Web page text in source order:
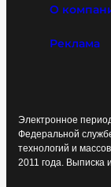
О
Реклама
Электронное
Федеральной
технологий и
2011 года.